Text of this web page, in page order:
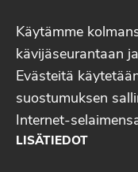
Käytämme
kävijäseurantaan
Evästeitä
suostumuksen
Internet-
LISÄTIEDOT